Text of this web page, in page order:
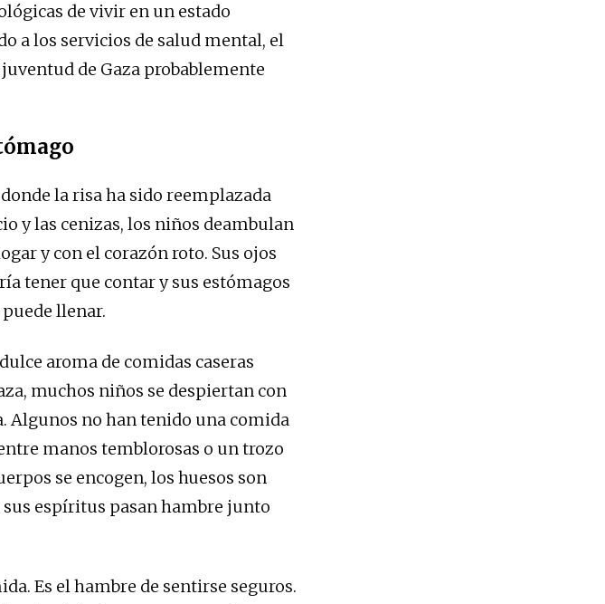
de vivir en un estado
a los servicios de salud mental, el
de Gaza probablemente
la risa ha sido reemplazada
y las cenizas, los niños deambulan
y con el corazón roto. Sus ojos
tener que contar y sus estómagos
llenar.
aroma de comidas caseras
muchos niños se despiertan con
Algunos no han tenido una comida
manos temblorosas o un trozo
se encogen, los huesos son
espíritus pasan hambre junto
Es el hambre de sentirse seguros.